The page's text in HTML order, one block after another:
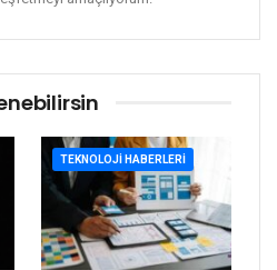
TEKNOLOJI HABERLERI